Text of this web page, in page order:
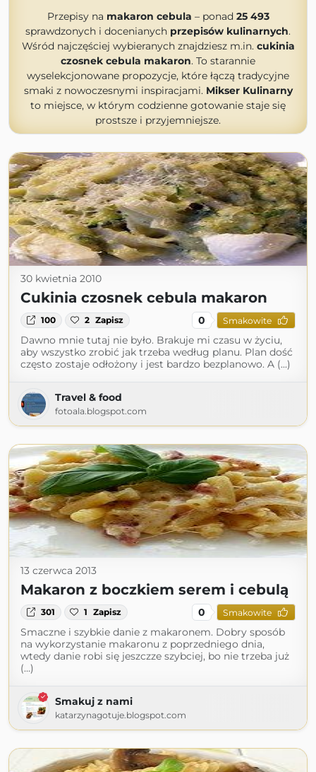
Przepisy na makaron cebula – ponad 25 493
sprawdzonych i docenianych przepisów kulinarnych.
Wśród najczęściej wybieranych znajdziesz m.in. cukinia
czosnek cebula makaron. To starannie
wyselekcjonowane propozycje, które łączą tradycyjne
smaki z nowoczesnymi inspiracjami. Mikser Kulinarny
to miejsce, w którym codzienne gotowanie staje się
prostsze i przyjemniejsze.
30 kwietnia 2010
Cukinia czosnek cebula makaron
100 2 Zapisz 0 Smakowite
Dawno mnie tutaj nie było. Brakuje mi czasu w życiu,
aby wszystko zrobić jak trzeba według planu. Plan dość
często zostaje odłożony i jest bardzo bezplanowo. A (...)
Travel & food
fotoala.blogspot.com
13 czerwca 2013
Makaron z boczkiem serem i cebulą
301 1 Zapisz 0 Smakowite
Smaczne i szybkie danie z makaronem. Dobry sposób
na wykorzystanie makaronu z poprzedniego dnia,
wtedy danie robi się jeszczze szybciej, bo nie trzeba już
(...)
Smakuj z nami
katarzynagotuje.blogspot.com